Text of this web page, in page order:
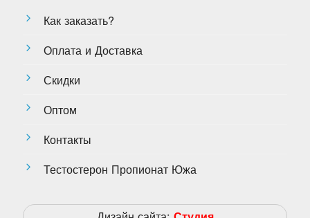
Как заказать?
Оплата и Доставка
Скидки
Оптом
Контакты
Тестостерон Пропионат Южа